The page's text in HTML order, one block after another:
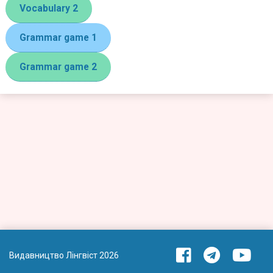
Vocabulary 2
Grammar game 1
Grammar game 2
Видавництво Лінгвіст 2026